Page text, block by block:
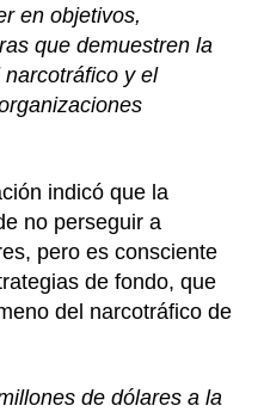
en objetivos,
que demuestren la
y el
indicó que la
no perseguir a
pero es consciente
de fondo, que
del narcotráfico de
de dólares a la